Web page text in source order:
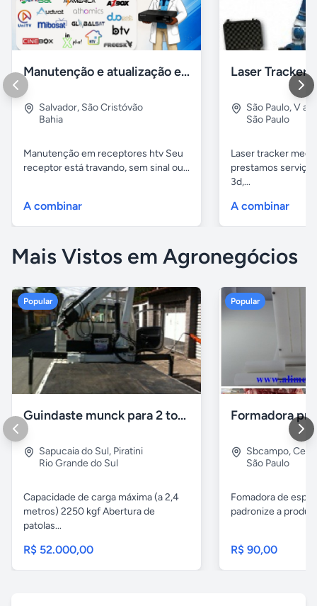
Manutenção e atualização em receptores Htv em Salvador Ba
Salvador, São Cristóvão
Bahia
Manutenção em receptores htv Seu
receptor está travando, sem sinal ou...
A combinar
São Paulo,V
São Paulo
Laser tracker
prestamos
3d,...
A combinar
Mais Vistos em Agronegócios
Popular
Guindaste munck para 2 toneladas
Sapucaia do Sul, Piratini
Rio Grande do Sul
Capacidade de carga máxima (a 2,4
metros) 2250 kgf Abertura de
patolas...
R$ 52.000,00
Popular
Sbcampo,
São Paulo
Fomadora de
padronize a
R$ 90,00